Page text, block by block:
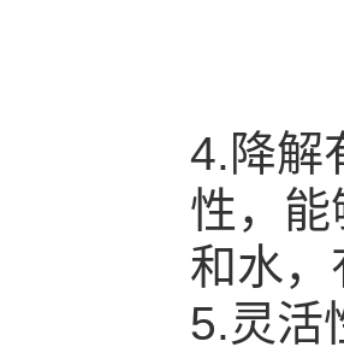
4.降解
性，
和水
5.灵活